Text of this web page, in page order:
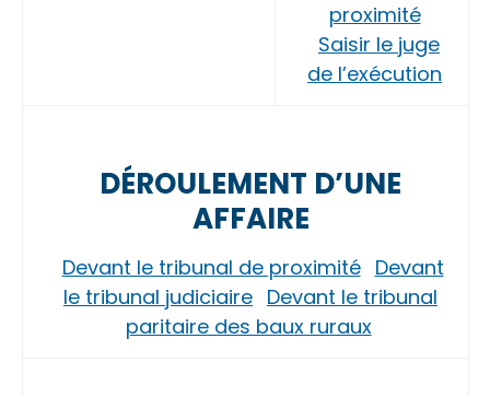
proximité
Saisir le juge
de l’exécution
DÉROULEMENT D’UNE
AFFAIRE
Devant le tribunal de proximité Devant
le tribunal judiciaire Devant le tribunal
paritaire des baux ruraux